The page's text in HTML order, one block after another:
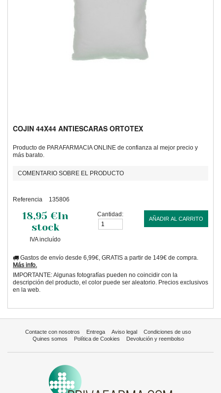
COJIN 44X44 ANTIESCARAS ORTOTEX
Producto de PARAFARMACIA ONLINE de confianza al mejor precio y
más barato.
COMENTARIO SOBRE EL PRODUCTO
Referencia 135806
18,95 €In
stock
IVA incluído
Cantidad:
AÑADIR AL CARRITO
Gastos de envío desde 6,99€, GRATIS a partir de 149€ de compra.
Más info.
IMPORTANTE: Algunas fotografías pueden no coincidir con la
descripción del producto, el color puede ser aleatorio. Precios exclusivos
en la web.
Contacte con nosotros Entrega Aviso legal
Condiciones de uso
Quines somos
Política de Cookies Devolución y reembolso